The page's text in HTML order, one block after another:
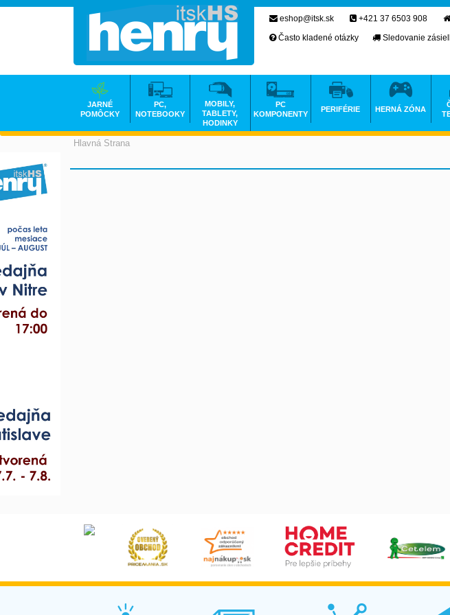
Hlavná Strana
eshop@itsk.sk +421 37 6503 908
Často kladené otázky
Sledovanie
JARNÉ
POMÔCKY
PC,
NOTEBOOKY
MOBILY,
TABLETY,
HODINKY
PC
KOMPONENTY
PERIFÉRIE HERNÁ ZÓNA